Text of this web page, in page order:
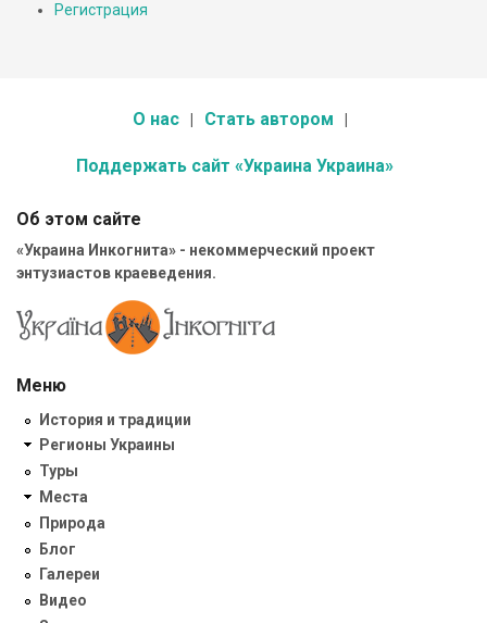
Регистрация
О нас Стать автором
Поддержать сайт «Украина Украина»
Об этом сайте
«Украина Инкогнита» - некоммерческий проект
энтузиастов краеведения.
Меню
История и традиции
Регионы Украины
Туры
Места
Природа
Блог
Галереи
Видео